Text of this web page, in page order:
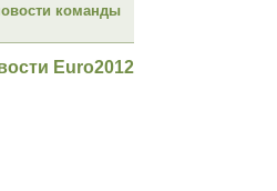
команды
Euro2012